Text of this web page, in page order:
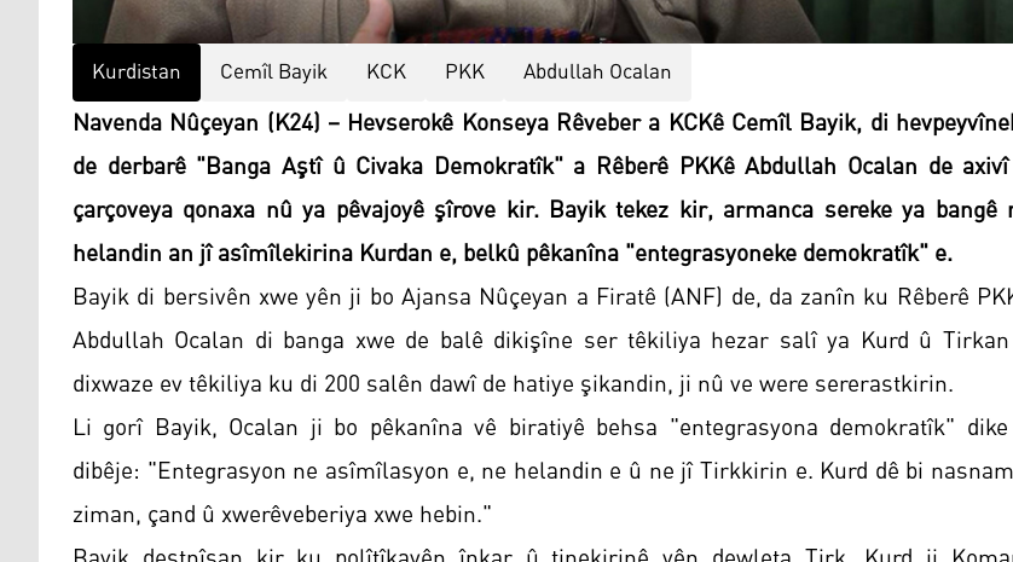
Kurdistan Cemîl Bayik KCK PKK Abdullah Ocalan
Navenda Nûçeyan (K24) – Hevserokê Konseya Rêveber a KCKê Cemîl Bayik, di
de derbarê "Banga Aştî û Civaka Demokratîk" a Rêberê PKKê Abdullah Ocalan de
çarçoveya qonaxa nû ya pêvajoyê şîrove kir. Bayik tekez kir, armanca sereke ya bangê
helandin an jî asîmîlekirina Kurdan e, belkû pêkanîna "entegrasyoneke demokratîk" e.
Bayik di bersivên xwe yên ji bo Ajansa Nûçeyan a Firatê (ANF) de, da zanîn ku Rêberê
Abdullah Ocalan di banga xwe de balê dikişîne ser têkiliya hezar salî ya Kurd û
dixwaze ev têkiliya ku di 200 salên dawî de hatiye şikandin, ji nû ve were sererastkirin.
Li gorî Bayik, Ocalan ji bo pêkanîna vê biratiyê behsa "entegrasyona demokratîk"
dibêje: "Entegrasyon ne asîmîlasyon e, ne helandin e û ne jî Tirkkirin e. Kurd dê bi
ziman, çand û xwerêveberiya xwe hebin."